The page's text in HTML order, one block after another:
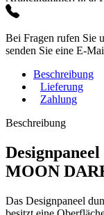
Menge
Bei Fragen rufen Sie
senden Sie eine E-
Beschreibung
Lieferung
Zahlung
Beschreibung
MOON
Das Designpaneel